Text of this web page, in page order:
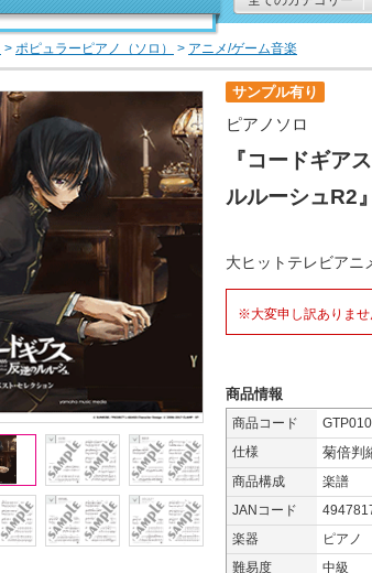
> ポピュラーピアノ（ソロ） > アニメ/ゲーム音楽
サンプル有り
ピアノソロ
『コードギア
ルルーシュR2
大ヒットテレビアニ
※大変申し訳ありませ
商品情報
商品コード
仕様
菊倍判
商品構成
楽譜
JANコード
楽器
ピアノ
難易度
中級